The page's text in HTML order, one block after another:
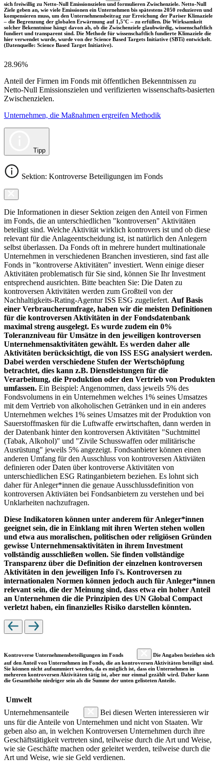
sich freiwillig zu Netto-Null Emissionszielen und formulieren Zwischenziele. Netto-Null
Ziele geben an, wie viele Emissionen ein Unternehmen bis spätestens 2050 reduzieren und
kompensieren muss, um den Unternehmensbeitrag zur Erreichung der Pariser Klimaziele
– die Begrenzung der globalen Erwärmung auf 1,5°C – zu erfüllen. Die Wirksamkeit
solcher Bekenntnisse hängt davon ab, ob die Zwischenziele glaubwürdig, wissenschaftlich
fundiert und transparent sind. Die Methode für wissenschaftlich fundierte Klimaziele die
hier verwendet wurde, wurde von der Science Based Targets Initiative (SBTi) entwickelt.
(Datenquelle: Science Based Target Initiative).
28.96%
Anteil der Firmen im Fonds mit öffentlichen Bekenntnissen zu
Netto-Null Emissionszielen und verifizierten wissenschafts-basierten
Zwischenzielen.
Unternehmen, die Maßnahmen ergreifen Methodik
Tipp
Sektion: Kontroverse Beteiligungen im Fonds
Die Informationen in dieser Sektion zeigen den Anteil von Firmen
im Fonds, die an unterschiedlichen "kontroversen" Aktivitäten
beteiligt sind. Welche Aktivität wirklich kontrovers ist und ob diese
relevant für die Anlageentscheidung ist, ist natürlich den Anlegern
selbst überlassen. Da Fonds oft in mehrere hundert multinationale
Unternehmen in verschiedenen Branchen investieren, sind fast alle
Fonds in "kontroverse Aktivitäten" investiert. Wenn einige dieser
Aktivitäten problematisch für Sie sind, können Sie Ihr Investment
entsprechend ausrichten. Bitte beachten Sie: Die Daten zu
kontroversen Aktivitäten werden zum Großteil von der
Nachhaltigkeits-Rating-Agentur ISS ESG zugeliefert. Auf Basis
einer Verbraucherumfrage, haben wir die meisten Definitionen
für die kontroversen Aktivitäten in der Fondsdatenbank
maximal streng ausgelegt. Es wurde zudem ein 0%
Toleranzniveau für Umsätze in den jeweiligen kontroversen
Unternehmensaktivitäten gewählt. Es werden daher alle
Aktivitäten berücksichtigt, die von ISS ESG analysiert werden.
Dabei werden verschiedene Stufen der Wertschöpfung
betrachtet, dies kann z.B. Dienstleistungen für die
Verarbeitung, die Produktion oder den Vertrieb von Produkten
umfassen. Ein Beispiel: Angenommen, dass jeweils 5% des
Fondsvolumens in ein Unternehmen welches 1% seines Umsatzes
mit dem Vertrieb von alkoholischen Getränken und in ein anderes
Unternehmen welches 1% seines Umsatzes mit der Produktion von
Sauerstoffmasken für die Luftwaffe erwirtschaften, dann werden in
der Datenbank hinter den kontroversen Aktivitäten "Suchtmittel
(Tabak, Alkohol)" und "Zivile Schusswaffen oder militärische
Ausrüstung" jeweils 5% angezeigt. Fondsanbieter können einen
anderen Umfang für den Ausschluss von kontroversen Aktiviäten
definieren oder Daten über kontroverse Aktivitäten von
unterschiedlichen ESG Ratinganbietern beziehen. Es lohnt sich
daher für Anleger*innen die genaue Ausschlussdefinition von
kontroversen Aktiviäten bei Fondsanbietern zu verstehen und bei
Unklarheiten nachzufragen.
Diese Indikatoren können unter anderem für Anleger*innen
geeignet sein, die in Einklang mit ihren Werten stehen wollen
und etwa aus moralischen, politischen oder religiösen Gründen
gewisse Unternehmensaktivitäten in ihrem Investment
vollständig ausschließen wollen. Sie finden vollständige
Transparenz über die Definition der einzelnen kontroversen
Aktivitäten in den jeweiligen Info i's. Kontroversen zu
internationalen Normen können jedoch auch für Anleger*innen
relevant sein, die der Meinung sind, dass etwa ein hoher Anteil
an Unternehmen die die Prinzipien des UN Global Compact
verletzt haben, ein finanzielles Risiko darstellen könnten.
Kontroverse Unternehmensbeteiligungen im Fonds
Die Angaben beziehen sich
auf den Anteil von Unternehmen im Fonds, die an kontroversen Aktivitäten beteiligt sind.
Sie können nicht aufsummiert werden, da es möglich ist, dass ein Unternehmen in
mehreren kontroversen Aktivitäten tätig ist, aber nur einmal gezählt wird. Daher kann
die Gesamthöhe niedriger sein als die Summe der unten gelisteten Anteile.
Umwelt
Unternehmensanteile
Bei diesen Werten interessieren wir
uns für die Anteile von Unternehmen und nicht von Staaten. Wir
geben also an, in welchen Kontroversen Unternehmen durch ihre
Geschäftstätigkeit vertreten sind, teilweise durch die Art und Weise,
wie sie Geschäfte machen oder geleitet werden, teilweise durch die
Art und Weise, wie sie Geld verdienen.